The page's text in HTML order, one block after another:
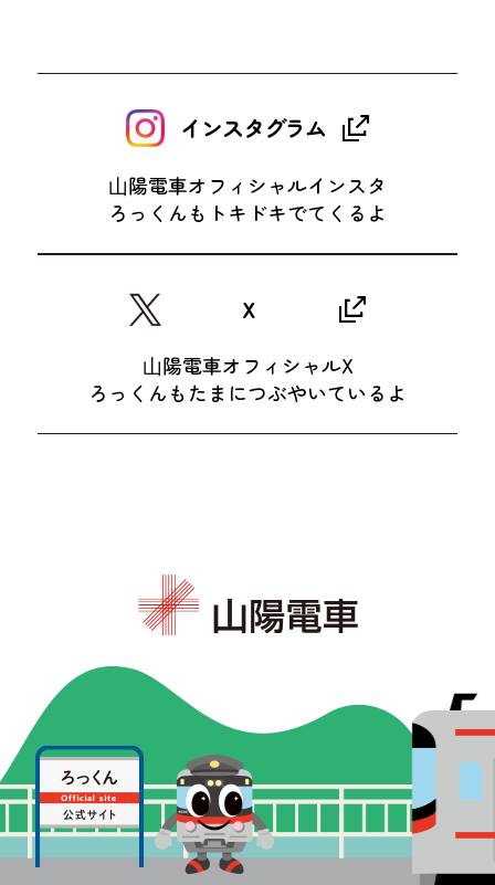
インスタグラム
⼭陽電車オフィシャルインスタ
ろっくんもトキドキでてくるよ
X
⼭陽電車オフィシャルX
ろっくんもたまにつぶやいているよ